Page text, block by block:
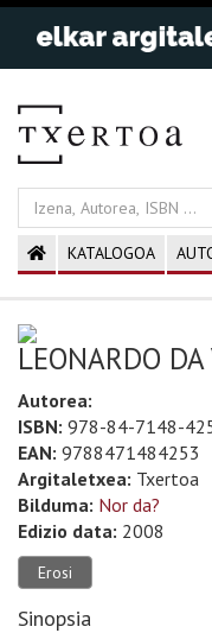
KATALOGOA
LEONARDO
Autorea:
ISBN: 978-84-7148-
EAN: 9788471484253
Argitaletxea: Txertoa
Bilduma: Nor da?
Edizio data: 2008
Erosi
Sinopsia